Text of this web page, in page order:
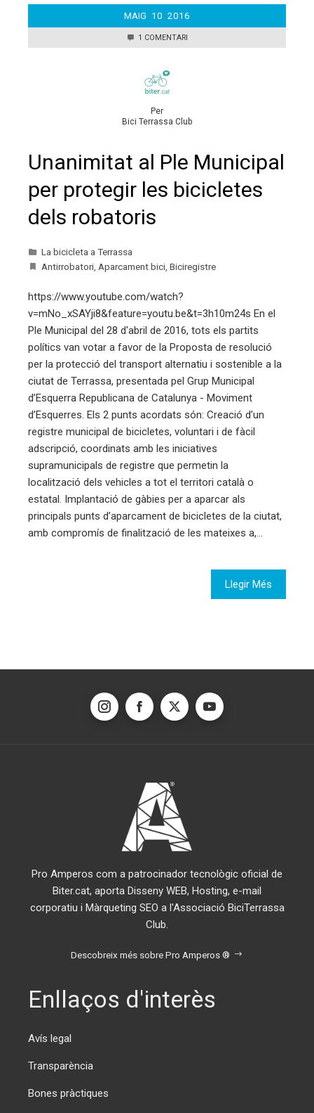
MAIG 10 2016
1 COMENTARI
Per
Bici Terrassa Club
Unanimitat al Ple Municipal
per protegir les bicicletes
dels robatoris
La bicicleta a Terrassa
Antirrobatori Aparcament bici Biciregistre
https://www.youtube.com/watch?
v=mNo_xSAYji8&feature=youtu.be&t=3h10m24s En el
Ple Municipal del 28 d'abril de 2016, tots els partits
polítics van votar a favor de la Proposta de resolució
per la protecció del transport alternatiu i sostenible a la
ciutat de Terrassa, presentada pel Grup Municipal
d’Esquerra Republicana de Catalunya - Moviment
d’Esquerres. Els 2 punts acordats són: Creació d’un
registre municipal de bicicletes, voluntari i de fàcil
adscripció, coordinats amb les iniciatives
supramunicipals de registre que permetin la
localització dels vehicles a tot el territori català o
estatal. Implantació de gàbies per a aparcar als
principals punts d’aparcament de bicicletes de la ciutat,
amb compromís de finalització de les mateixes a,…
Llegir Més
Pro Amperos com a patrocinador tecnològic oficial de
Biter.cat, aporta Disseny WEB, Hosting, e-mail
corporatiu i Màrqueting SEO a l'Associació BiciTerrassa
Club.
Descobreix més sobre Pro Amperos ®
Enllaços d'interès
Avís legal
Transparència
Bones pràctiques